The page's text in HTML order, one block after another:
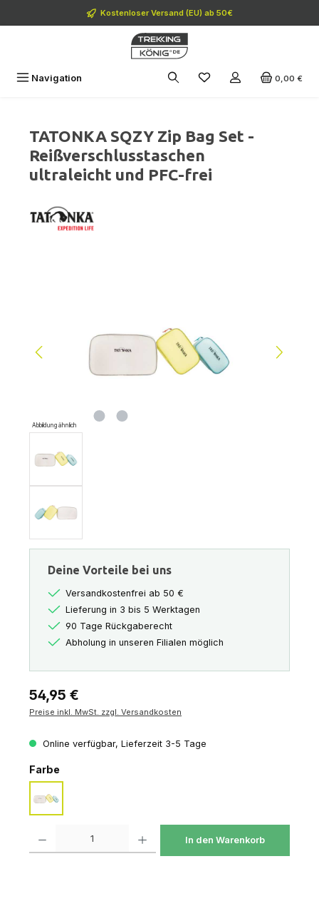
Zum Hauptinhalt springenKostenloser Versand (EU) ab 50€
Navigation 0,00 €
TATONKA SQZY Zip Bag Set -
Reißverschlusstaschen
ultraleicht und PFC-frei
Abbildung ähnlich
Deine Vorteile bei uns
Versandkostenfrei ab 50 €
Lieferung in 3 bis 5 Werktagen
90 Tage Rückgaberecht
Abholung in unseren Filialen möglich
Regulärer Preis:
54,95 €
Preise inkl. MwSt. zzgl. Versandkosten
Online verfügbar, Lieferzeit 3-5 Tage
Farbeauswählen
assorted
In den Warenkorb